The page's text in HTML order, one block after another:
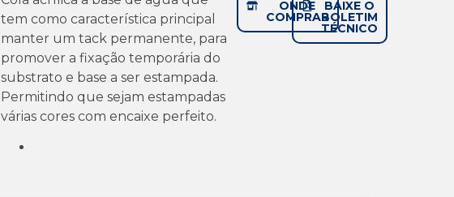
tem como característica principal
manter um tack permanente, para
promover a fixação temporária do
substrato e base a ser estampada.
Permitindo que sejam estampadas
várias cores com encaixe perfeito.
ONDE
COMPRAR
BAIXE O
BOLETIM
TÉCNICO